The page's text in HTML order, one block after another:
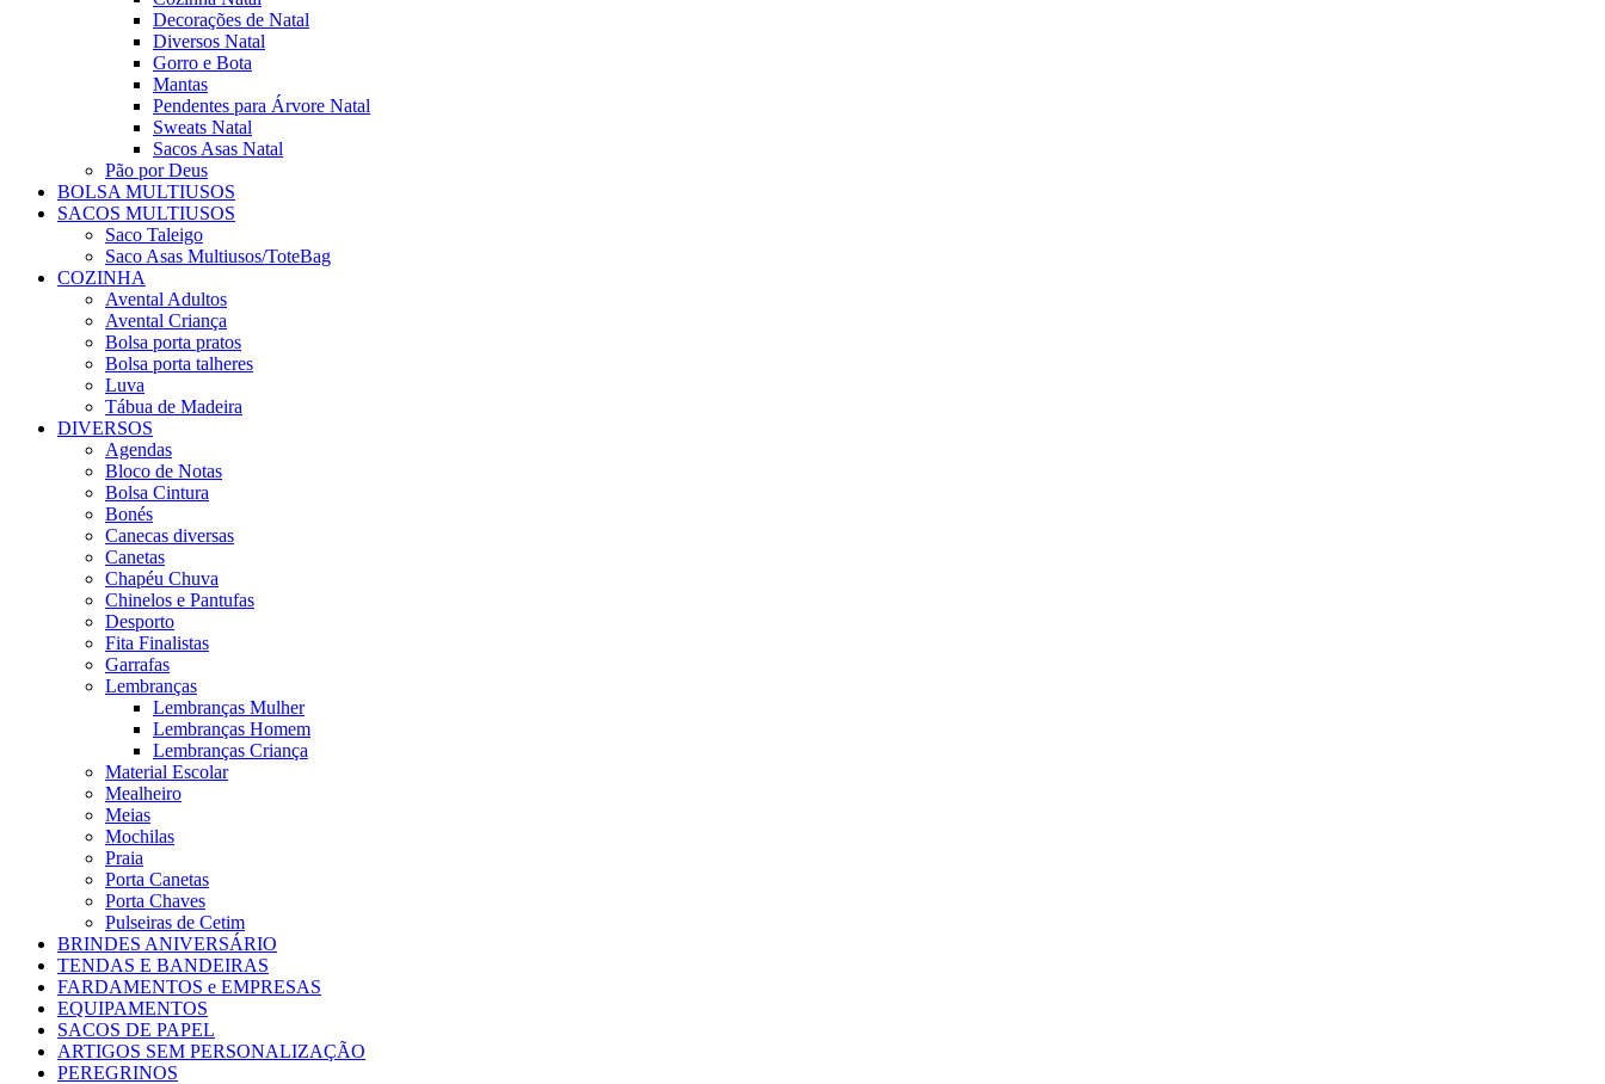
Decorações de Natal
Diversos Natal
Gorro e Bota
Mantas
Pendentes para Árvore Natal
Sweats Natal
Sacos Asas Natal
Pão por Deus
BOLSA MULTIUSOS
SACOS MULTIUSOS
Saco Taleigo
Saco Asas Multiusos/ToteBag
COZINHA
Avental Adultos
Avental Criança
Bolsa porta pratos
Bolsa porta talheres
Luva
Tábua de Madeira
DIVERSOS
Agendas
Bloco de Notas
Bolsa Cintura
Bonés
Canecas diversas
Canetas
Chapéu Chuva
Chinelos e Pantufas
Desporto
Fita Finalistas
Garrafas
Lembranças
Lembranças Mulher
Lembranças Homem
Lembranças Criança
Material Escolar
Mealheiro
Meias
Mochilas
Praia
Porta Canetas
Porta Chaves
Pulseiras de Cetim
BRINDES ANIVERSÁRIO
TENDAS E BANDEIRAS
FARDAMENTOS e EMPRESAS
EQUIPAMENTOS
SACOS DE PAPEL
ARTIGOS SEM PERSONALIZAÇÃO
PEREGRINOS